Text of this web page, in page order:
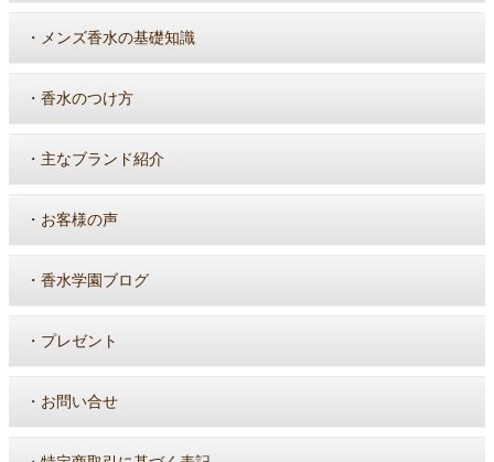
・ メンズ香水の基礎知識
・ 香水のつけ方
・ 主なブランド紹介
・ お客様の声
・ 香水学園ブログ
・ プレゼント
・ お問い合せ